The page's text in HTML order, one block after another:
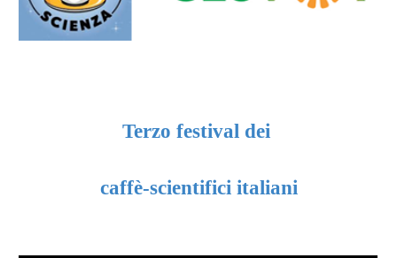
Terzo festival dei
caffè-scientifici italiani